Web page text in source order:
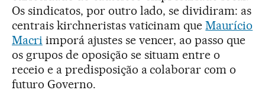
Os sindicatos, por outro lado, se dividiram: as
centrais kirchneristas vaticinam queMaurício
Macri imporá ajustes se vencer, ao passo que
os grupos de oposição se situam entre o
receio e a predisposição a colaborar com o
futuro Governo.